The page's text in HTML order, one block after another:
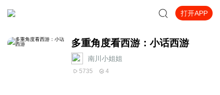
打开APP
多重角度看西游：小话西游
南川小姐姐
5735 4